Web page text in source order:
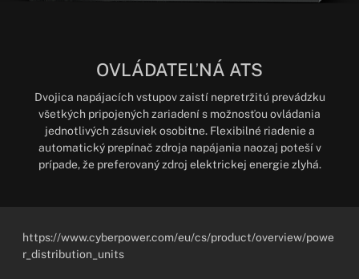
OVLÁDATEĽNÁ ATS
Dvojica napájacích vstupov zaistí nepretržitú prevádzku
všetkých pripojených zariadení s možnosťou ovládania
jednotlivých zásuviek osobitne. Flexibilné riadenie a
automatický prepínač zdroja napájania naozaj poteší v
prípade, že preferovaný zdroj elektrickej energie zlyhá.
https://www.cyberpower.com/eu/cs/product/overview/powe
r_distribution_units